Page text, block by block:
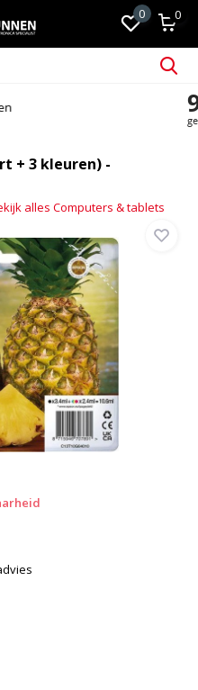
0 0
advies
+ 3 kleuren) -
alles Computers & tablets